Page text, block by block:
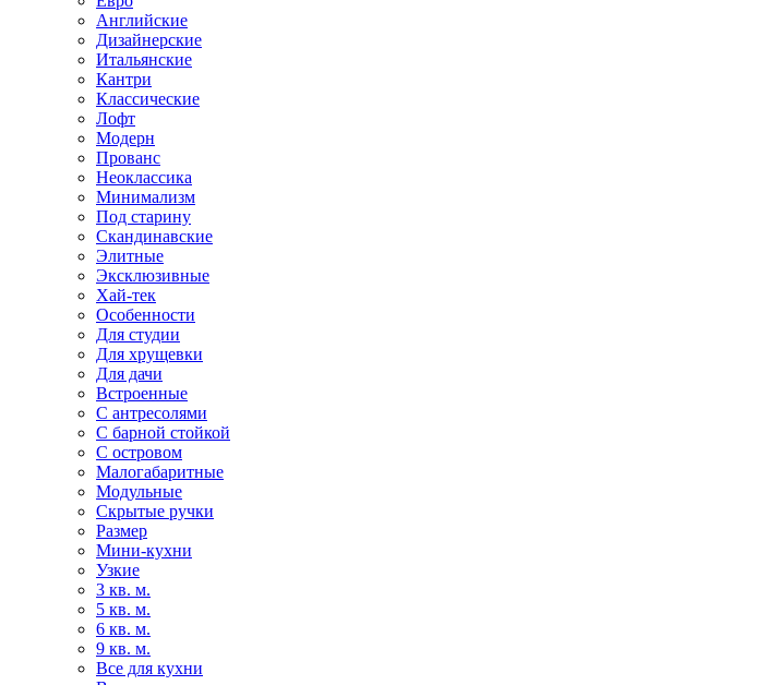
Английские
Дизайнерские
Итальянские
Кантри
Классические
Лофт
Модерн
Прованс
Неоклассика
Минимализм
Под старину
Скандинавские
Элитные
Эксклюзивные
Хай-тек
Особенности
Для студии
Для хрущевки
Для дачи
Встроенные
С антресолями
С барной стойкой
С островом
Малогабаритные
Модульные
Скрытые ручки
Размер
Мини-кухни
Узкие
3 кв. м.
5 кв. м.
6 кв. м.
9 кв. м.
Все для кухни